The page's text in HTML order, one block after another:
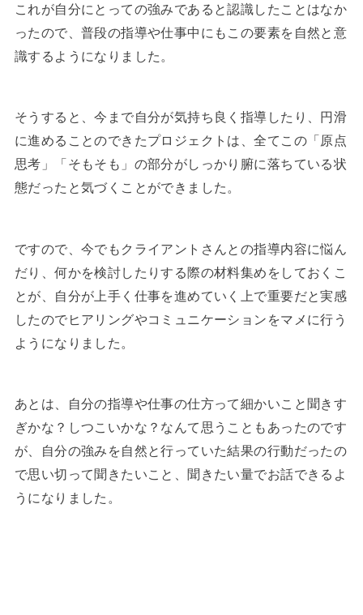
これが自分にとっての強みであると認識したことはなか
ったので、普段の指導や仕事中にもこの要素を自然と意
識するようになりました。
そうすると、今まで自分が気持ち良く指導したり、円滑
に進めることのできたプロジェクトは、全てこの「原点
思考」「そもそも」の部分がしっかり腑に落ちている状
態だったと気づくことができました。
ですので、今でもクライアントさんとの指導内容に悩ん
だり、何かを検討したりする際の材料集めをしておくこ
とが、自分が上手く仕事を進めていく上で重要だと実感
したのでヒアリングやコミュニケーションをマメに行う
ようになりました。
あとは、自分の指導や仕事の仕方って細かいこと聞きす
ぎかな？しつこいかな？なんて思うこともあったのです
が、自分の強みを自然と行っていた結果の行動だったの
で思い切って聞きたいこと、聞きたい量でお話できるよ
うになりました。